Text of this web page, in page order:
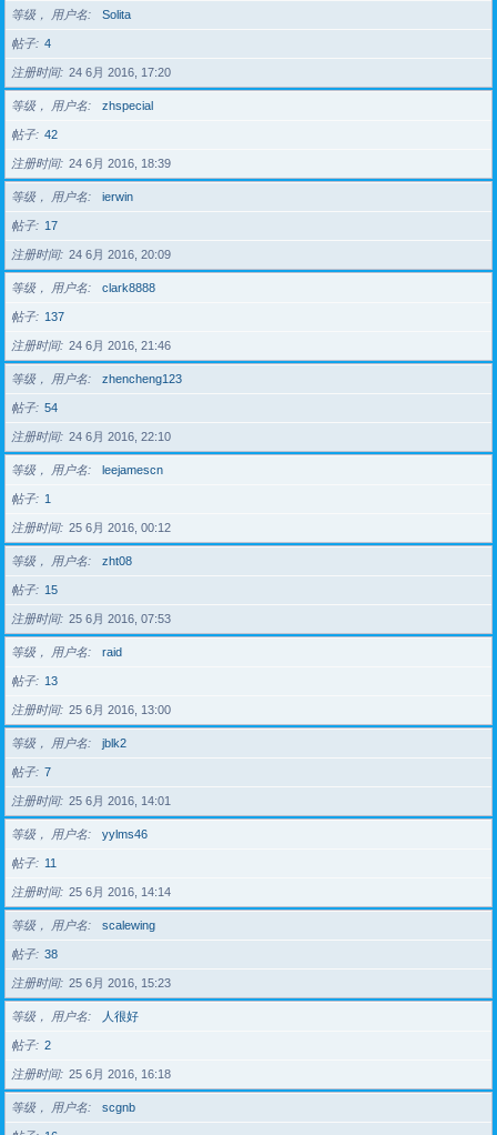
等级， 用户名 Solita
帖子 4
注册时间 24 6月 2016, 17:20
等级， 用户名 zhspecial
帖子 42
注册时间 24 6月 2016, 18:39
等级， 用户名 ierwin
帖子 17
注册时间 24 6月 2016, 20:09
等级， 用户名 clark8888
帖子 137
注册时间 24 6月 2016, 21:46
等级， 用户名 zhencheng123
帖子 54
注册时间 24 6月 2016, 22:10
等级， 用户名 leejamescn
帖子 1
注册时间 25 6月 2016, 00:12
等级， 用户名 zht08
帖子 15
注册时间 25 6月 2016, 07:53
等级， 用户名 raid
帖子 13
注册时间 25 6月 2016, 13:00
等级， 用户名 jblk2
帖子 7
注册时间 25 6月 2016, 14:01
等级， 用户名 yylms46
帖子 11
注册时间 25 6月 2016, 14:14
等级， 用户名 scalewing
帖子 38
注册时间 25 6月 2016, 15:23
等级， 用户名 人很好
帖子 2
注册时间 25 6月 2016, 16:18
等级， 用户名 scgnb